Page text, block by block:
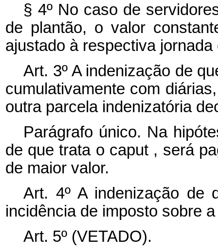
§ 4º No caso de
de plantão, o valor
ajustado à respectiva jornada
Art. 3º A indenização de
cumulativamente com
outra parcela indenizatória
Parágrafo único. Na
de que trata o caput , será
de maior valor.
Art. 4º A indenização de
incidência de imposto sobre
Art. 5º (VETADO).